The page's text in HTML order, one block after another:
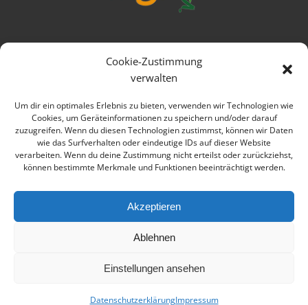
Cookie-Zustimmung
verwalten
Um dir ein optimales Erlebnis zu bieten, verwenden wir Technologien wie
Cookies, um Geräteinformationen zu speichern und/oder darauf
zuzugreifen. Wenn du diesen Technologien zustimmst, können wir Daten
wie das Surfverhalten oder eindeutige IDs auf dieser Website
verarbeiten. Wenn du deine Zustimmung nicht erteilst oder zurückziehst,
können bestimmte Merkmale und Funktionen beeinträchtigt werden.
Akzeptieren
Ablehnen
Einstellungen ansehen
DatenschutzerklärungImpressum
Ringstraße 1
95119 Naila
Telefon: 09282 979080
E-mail: verwaltung@msfrankenwald.de
Impressum Datenschutz